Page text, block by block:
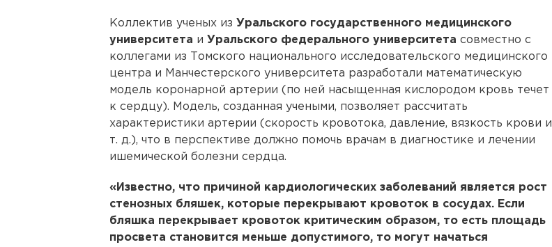
Коллектив ученых из Уральского государственного медицинского
университета и Уральского федерального университета совместно с
коллегами из Томского национального исследовательского медицинского
центра и Манчестерского университета разработали математическую
модель коронарной артерии (по ней насыщенная кислородом кровь течет
к сердцу). Модель, созданная учеными, позволяет рассчитать
характеристики артерии (скорость кровотока, давление, вязкость крови и
т. д.), что в перспективе должно помочь врачам в диагностике и лечении
ишемической болезни сердца.
«Известно, что причиной кардиологических заболеваний является рост
стенозных бляшек, которые перекрывают кровоток в сосудах. Если
бляшка перекрывает кровоток критическим образом, то есть площадь
просвета становится меньше допустимого, то могут начаться